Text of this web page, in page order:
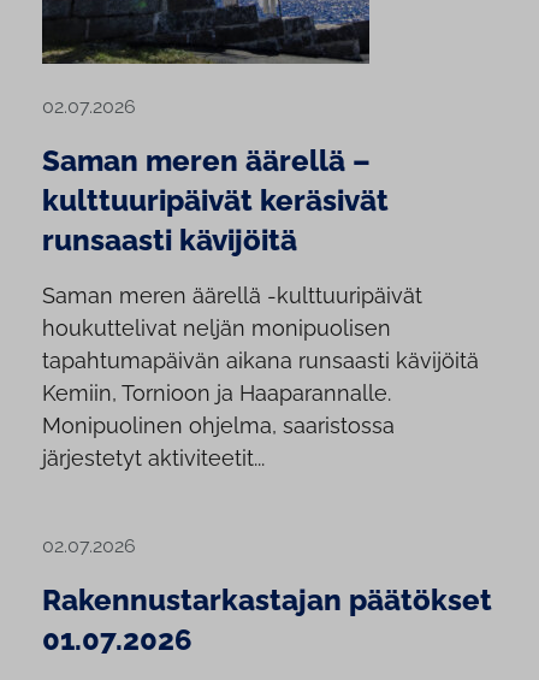
02.07.2026
Saman meren äärellä –
kulttuuripäivät keräsivät
runsaasti kävijöitä
Saman meren äärellä -kulttuuripäivät
houkuttelivat neljän monipuolisen
tapahtumapäivän aikana runsaasti kävijöitä
Kemiin, Tornioon ja Haaparannalle.
Monipuolinen ohjelma, saaristossa
järjestetyt aktiviteetit...
02.07.2026
Rakennustarkastajan päätökset
01.07.2026